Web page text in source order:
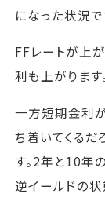
になった状況で
FFレートが上
利も上がります
一方短期金利
ち着いてくるだ
す。2年と10年
逆イールドの状